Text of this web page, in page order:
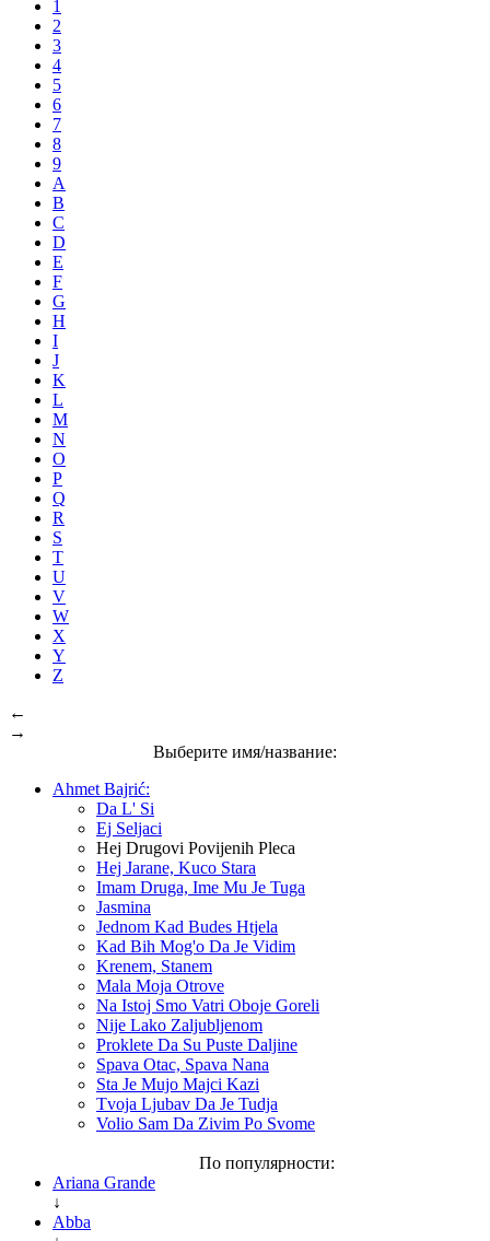
1
2
3
4
5
6
7
8
9
A
B
C
D
E
F
G
H
I
J
K
L
M
N
O
P
Q
R
S
T
U
V
W
X
Y
Z
←
→
Выберите имя/название:
Ahmet Bajrić:
Da L' Si
Ej Seljaci
Hej Drugovi Povijenih Pleca
Hej Jarane, Kuco Stara
Imam Druga, Ime Mu Je Tuga
Jasmina
Jednom Kad Budes Htjela
Kad Bih Mog'o Da Je Vidim
Krenem, Stanem
Mala Moja Otrove
Na Istoj Smo Vatri Oboje Goreli
Nije Lako Zaljubljenom
Proklete Da Su Puste Daljine
Spava Otac, Spava Nana
Sta Je Mujo Majci Kazi
Tvoja Ljubav Da Je Tudja
Volio Sam Da Zivim Po Svome
По популярности:
Ariana Grande
↓
Abba